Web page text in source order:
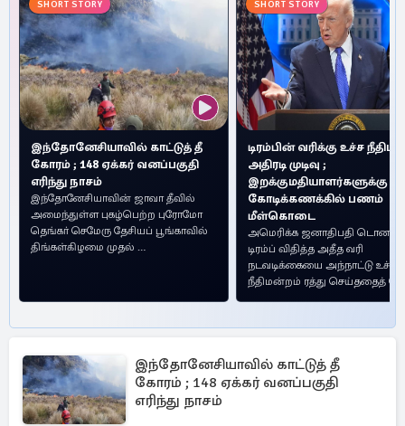
SHORT STORY
இந்தோனேசியாவில் காட்டுத் தீ
கோரம் ; 148 ஏக்கர் வனப்பகுதி
எரிந்து நாசம்
இந்தோனேசியாவின் ஜாவா தீவில்
அமைந்துள்ள புகழ்பெற்ற புரோமோ
தெங்கா் செமேரு தேசியப் பூங்காவில்
திங்கள்கிழமை முதல் …
SHORT STORY
டிரம்பின் வரிக்கு உச்ச
அதிரடி முடிவு ;
இறக்குமதியாளர்களுக்கு
கோடிக்கணக்கில் பணம்
மீள்கொடை
அமெரிக்க ஜனாதிபதி
டிரம்ப் விதித்த அதீத வரி
நடவடிக்கையை அந்நாட்டு உச்ச
நீதிமன்றம் ரத்து செய்ததைத்
இந்தோனேசியாவில் காட்டுத் தீ
கோரம் ; 148 ஏக்கர் வனப்பகுதி
எரிந்து நாசம்